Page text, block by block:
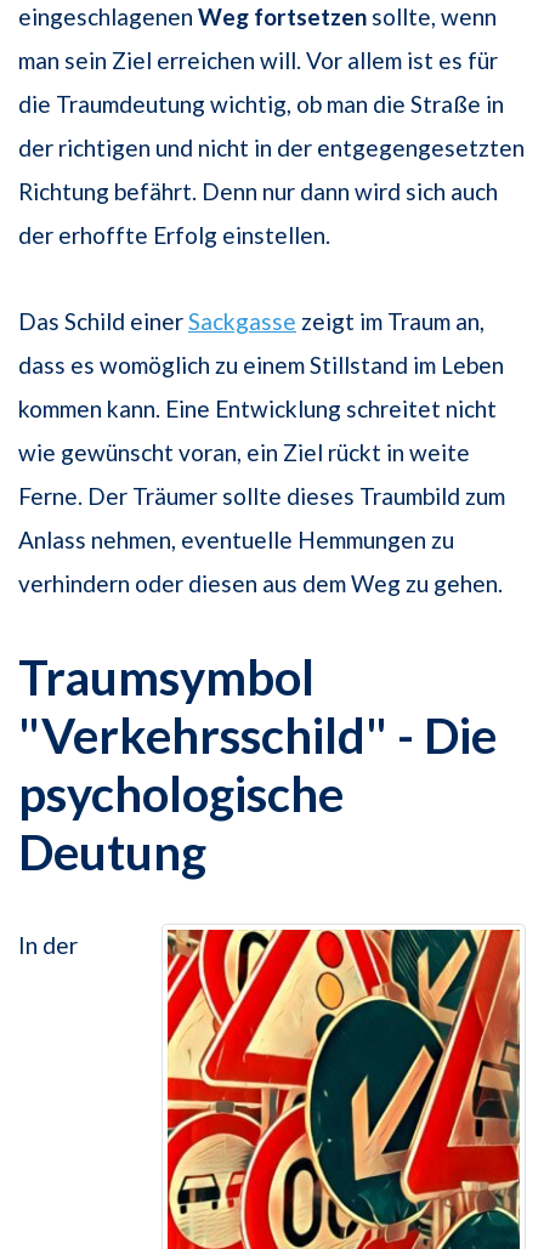
eingeschlagenen Weg fortsetzen sollte, wenn
man sein Ziel erreichen will. Vor allem ist es für
die Traumdeutung wichtig, ob man die Straße in
der richtigen und nicht in der entgegengesetzten
Richtung befährt. Denn nur dann wird sich auch
der erhoffte Erfolg einstellen.
Das Schild einerSackgasse zeigt im Traum an,
dass es womöglich zu einem Stillstand im Leben
kommen kann. Eine Entwicklung schreitet nicht
wie gewünscht voran, ein Ziel rückt in weite
Ferne. Der Träumer sollte dieses Traumbild zum
Anlass nehmen, eventuelle Hemmungen zu
verhindern oder diesen aus dem Weg zu gehen.
Traumsymbol
"Verkehrsschild" - Die
psychologische
Deutung
In der